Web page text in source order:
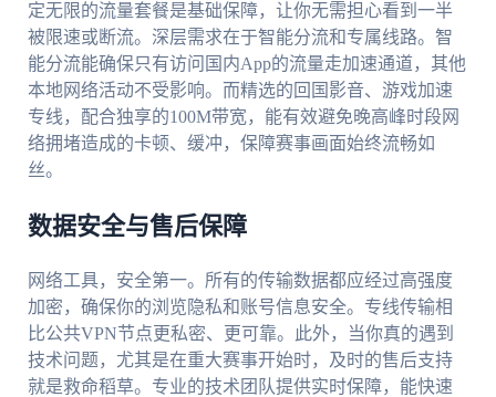
定无限的流量套餐是基础保障，让你无需担心看到一半
被限速或断流。深层需求在于智能分流和专属线路。智
能分流能确保只有访问国内App的流量走加速通道，其他
本地网络活动不受影响。而精选的回国影音、游戏加速
专线，配合独享的100M带宽，能有效避免晚高峰时段网
络拥堵造成的卡顿、缓冲，保障赛事画面始终流畅如
丝。
数据安全与售后保障
网络工具，安全第一。所有的传输数据都应经过高强度
加密，确保你的浏览隐私和账号信息安全。专线传输相
比公共VPN节点更私密、更可靠。此外，当你真的遇到
技术问题，尤其是在重大赛事开始时，及时的售后支持
就是救命稻草。专业的技术团队提供实时保障，能快速